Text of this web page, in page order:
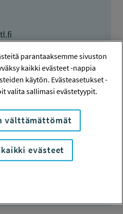
PÄÄTÖS
parantaaksemme sivuston
kaikki evästeet -nappia
käytön. Evästeasetukset -
valita sallimasi evästetyypit.
välttämättömät
evästeet